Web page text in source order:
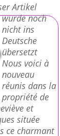
Artikel
wurde noch
nicht ins
Deutsche
übersetzt
Nous voici à
nouveau
réunis dans la
propriété de
et
située
ce charmant